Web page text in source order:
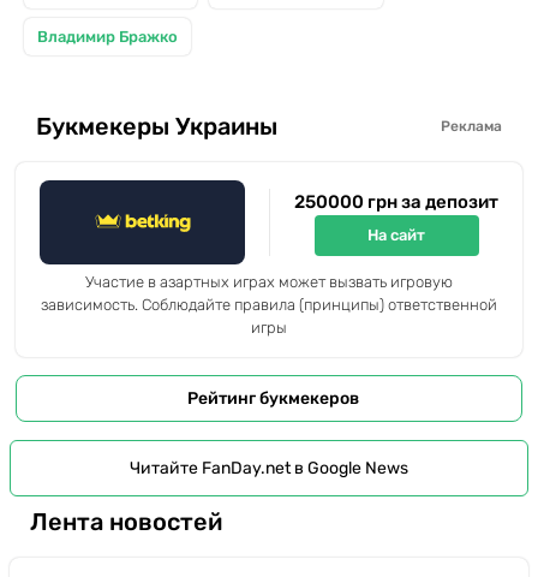
Владимир Бражко
Букмекеры Украины Реклама
250000 грн за депозит
На сайт
Участие в азартных играх может вызвать игровую
зависимость. Соблюдайте правила (принципы) ответственной
игры
Рейтинг букмекеров
Читайте FanDay.net в Google News
Лента новостей